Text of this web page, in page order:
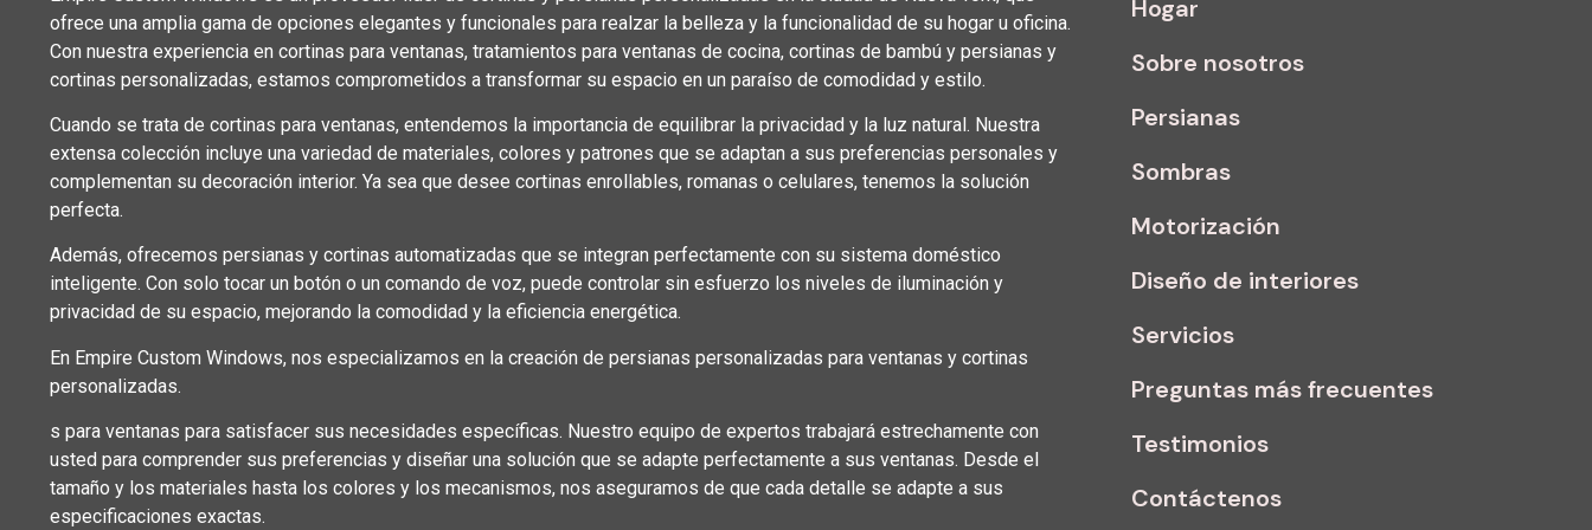
ofrece una amplia gama de opciones elegantes y funcionales para realzar la belleza y la funcionalidad de su hogar u oficina.
Con nuestra experiencia en cortinas para ventanas, tratamientos para ventanas de cocina, cortinas de bambú y persianas y
cortinas personalizadas, estamos comprometidos a transformar su espacio en un paraíso de comodidad y estilo.
Cuando se trata de cortinas para ventanas, entendemos la importancia de equilibrar la privacidad y la luz natural. Nuestra
extensa colección incluye una variedad de materiales, colores y patrones que se adaptan a sus preferencias personales y
complementan su decoración interior. Ya sea que desee cortinas enrollables, romanas o celulares, tenemos la solución
perfecta.
Además, ofrecemos persianas y cortinas automatizadas que se integran perfectamente con su sistema doméstico
inteligente. Con solo tocar un botón o un comando de voz, puede controlar sin esfuerzo los niveles de iluminación y
privacidad de su espacio, mejorando la comodidad y la eficiencia energética.
En Empire Custom Windows, nos especializamos en la creación de persianas personalizadas para ventanas y cortinas
personalizadas.
s para ventanas para satisfacer sus necesidades específicas. Nuestro equipo de expertos trabajará estrechamente con
usted para comprender sus preferencias y diseñar una solución que se adapte perfectamente a sus ventanas. Desde el
tamaño y los materiales hasta los colores y los mecanismos, nos aseguramos de que cada detalle se adapte a sus
especificaciones exactas.
Hogar
Sobre nosotros
Persianas
Sombras
Motorización
Diseño de interiores
Servicios
Preguntas más frecuentes
Testimonios
Contáctenos